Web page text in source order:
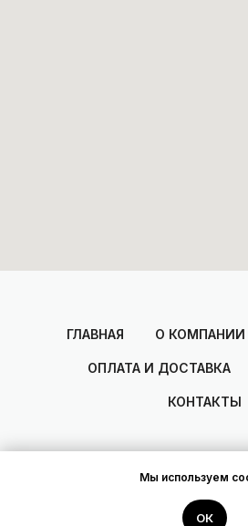
ГЛАВНАЯ О КОМПАНИИ
ОПЛАТА И ДОСТАВКА
КОНТАКТЫ
2014-2025©
Разработано Dmitry
Мы используем
ОК